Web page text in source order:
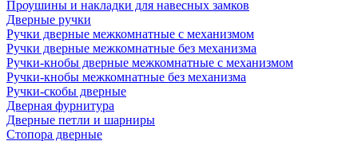
Проушины и накладки для навесных замков
Дверные ручки
Ручки дверные межкомнатные с механизмом
Ручки дверные межкомнатные без механизма
Ручки-кнобы дверные межкомнатные с механизмом
Ручки-кнобы межкомнатные без механизма
Ручки-скобы дверные
Дверная фурнитура
Дверные петли и шарниры
Стопора дверные